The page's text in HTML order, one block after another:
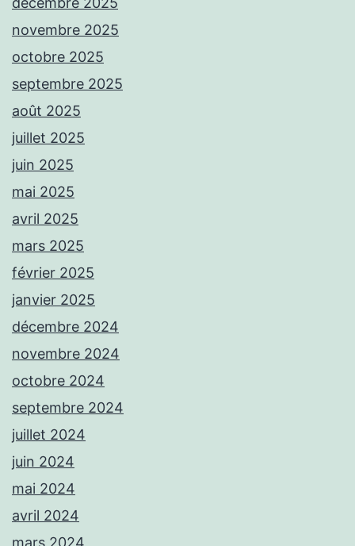
novembre 2025
octobre 2025
septembre 2025
août 2025
juillet 2025
juin 2025
mai 2025
avril 2025
mars 2025
février 2025
janvier 2025
décembre 2024
novembre 2024
octobre 2024
septembre 2024
juillet 2024
juin 2024
mai 2024
avril 2024
mars 2024